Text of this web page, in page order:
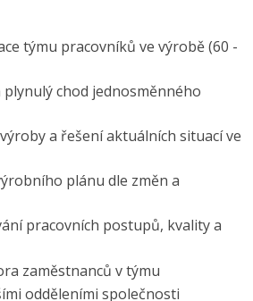
týmu pracovníků ve výrobě (60 -
chod jednosměnného
a řešení aktuálních situací ve
plánu dle změn a
pracovních postupů, kvality a
zaměstnanců v týmu
odděleními společnosti